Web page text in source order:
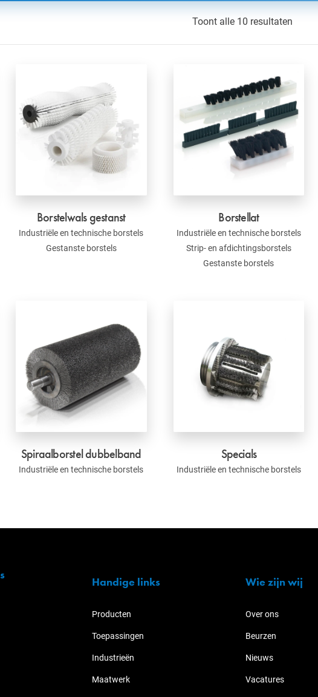
Toont alle 10 resultaten
Borstelwals gestanst
Industriële en technische borstels
Gestanste borstels
Borstellat
Industriële en technische borstels
Strip- en afdichtingsborstels
Gestanste borstels
Spiraalborstel dubbelband
Industriële en technische borstels
Specials
Industriële en technische borstels
Handige links
Producten
Toepassingen
Industrieën
Maatwerk
Wie zijn wij
Over ons
Beurzen
Nieuws
Vacatures